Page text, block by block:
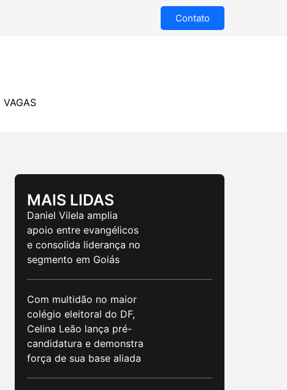
Contato
VAGAS
MAIS LIDAS
Daniel Vilela amplia
apoio entre evangélicos
e consolida liderança no
segmento em Goiás
Com multidão no maior
colégio eleitoral do DF,
Celina Leão lança pré-
candidatura e demonstra
força de sua base aliada